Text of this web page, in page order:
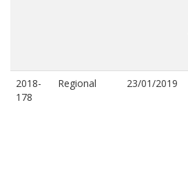
2018-
178
Regional 23/01/2019